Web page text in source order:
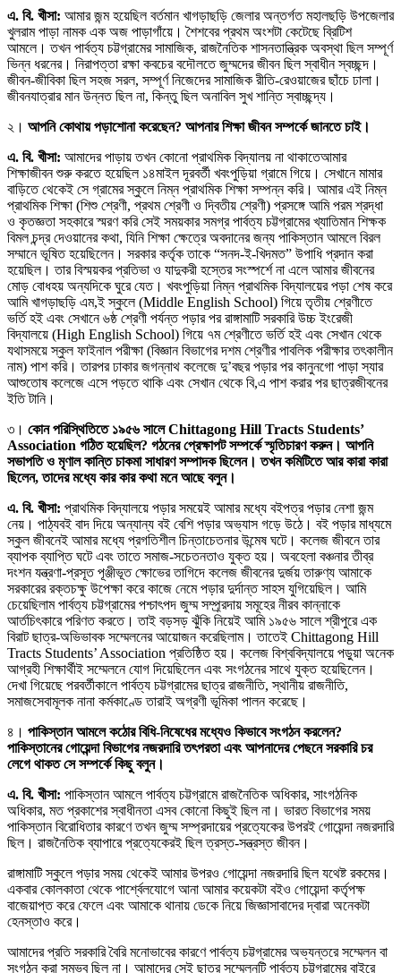
এ. বি. খীসা: আমার জন্ম হয়েছিল বর্তমান খাগড়াছড়ি জেলার অন্তর্গত মহালছড়ি উপজেলার
খুলরাম পাড়া নামক এক অজ পাড়াগাঁয়ে। শৈশবের প্রথম অংশটা কেটেছে ব্রিটিশ
আমলে। তখন পার্বত্য চট্টগ্রামের সামাজিক, রাজনৈতিক শাসনতান্ত্রিক অবস্থা ছিল সম্পূর্ণ
ভিন্ন ধরনের। নিরাপত্তা রক্ষা কবচের বদৌলতে জুম্মদের জীবন ছিল স্বাধীন স্বচ্ছন্দ।
জীবন-জীবিকা ছিল সহজ সরল, সম্পূর্ণ নিজেদের সামাজিক রীতি-রেওয়াজের ছাঁচে ঢালা।
জীবনযাত্রার মান উন্নত ছিল না, কিন্তু ছিল অনাবিল সুখ শান্তি স্বাচ্ছন্দ্য।
২। আপনি কোথায় পড়াশোনা করেছেন? আপনার শিক্ষা জীবন সম্পর্কে জানতে চাই।
এ. বি. খীসা: আমাদের পাড়ায় তখন কোনো প্রাথমিক বিদ্যালয় না থাকাতেআমার
শিক্ষাজীবন শুরু করতে হয়েছিল ১৪মাইল দূরবর্তী খবংপুড়িয়া গ্রামে গিয়ে। সেখানে মামার
বাড়িতে থেকেই সে গ্রামের স্কুলে নিম্ন প্রাথমিক শিক্ষা সম্পন্ন করি। আমার এই নিম্ন
প্রাথমিক শিক্ষা (শিশু শ্রেণী, প্রথম শ্রেণী ও দ্বিতীয় শ্রেণী) প্রসঙ্গে আমি পরম শ্রদ্ধা
ও কৃতজ্ঞতা সহকারে স্মরণ করি সেই সময়কার সমগ্র পার্বত্য চট্টগ্রামের খ্যাতিমান শিক্ষক
বিমল চন্দ্র দেওয়ানের কথা, যিনি শিক্ষা ক্ষেত্রে অবদানের জন্য পাকিস্তান আমলে বিরল
সম্মানে ভূষিত হয়েছিলেন। সরকার কর্তৃক তাকে “সনদ-ই-খিদমত” উপাধি প্রদান করা
হয়েছিল। তার বিস্ময়কর প্রতিভা ও যাদুকরী হস্তের সংস্পর্শে না এলে আমার জীবনের
মোড় বোধহয় অন্যদিকে ঘুরে যেত। খবংপুড়িয়া নিম্ন প্রাথমিক বিদ্যালয়ের পড়া শেষ করে
আমি খাগড়াছড়ি এম,ই স্কুলে (Middle English School) গিয়ে তৃতীয় শ্রেণীতে
ভর্তি হই এবং সেখানে ৬ষ্ঠ শ্রেণী পর্যন্ত পড়ার পর রাঙ্গামাটি সরকারি উচ্চ ইংরেজী
বিদ্যালয়ে (High English School) গিয়ে ৭ম শ্রেণীতে ভর্তি হই এবং সেখান থেকে
যথাসময়ে স্কুল ফাইনাল পরীক্ষা (বিজ্ঞান বিভাগের দশম শ্রেণীর পাবলিক পরীক্ষার তৎকালীন
নাম) পাশ করি। তারপর ঢাকার জগন্নাথ কলেজে দু’বছর পড়ার পর কানুনগো পাড়া স্যার
আশুতোষ কলেজে এসে পড়তে থাকি এবং সেখান থেকে বি,এ পাশ করার পর ছাত্রজীবনের
ইতি টানি।
৩। কোন পরিস্থিতিতে ১৯৫৬ সালেChittagong Hill Tracts Students’
Association গঠিত হয়েছিল? গঠনের প্রেক্ষাপট সম্পর্কে স্মৃতিচারণ করুন। আপনি
সভাপতি ও মৃণাল কান্তি চাকমা সাধারণ সম্পাদক ছিলেন। তখন কমিটিতে আর কারা কারা
ছিলেন, তাদের মধ্যে কার কার কথা মনে আছে বলুন।
এ. বি. খীসা: প্রাথমিক বিদ্যালয়ে পড়ার সময়েই আমার মধ্যে বইপত্র পড়ার নেশা জন্ম
নেয়। পাঠ্যবই বাদ দিয়ে অন্যান্য বই বেশি পড়ার অভ্যাস গড়ে উঠে। বই পড়ার মাধ্যমে
স্কুল জীবনেই আমার মধ্যে প্রগতিশীল চিন্তাচেতনার উন্মেষ ঘটে। কলেজ জীবনে তার
ব্যাপক ব্যাপ্তি ঘটে এবং তাতে সমাজ-সচেতনতাও যুক্ত হয়। অবহেলা বঞ্চনার তীব্র
দংশন যন্ত্রণা-প্রসূত পূঞ্জীভূত ক্ষোভের তাগিদে কলেজ জীবনের দুর্জয় তারুণ্য আমাকে
সরকারের রক্তচক্ষু উপেক্ষা করে কাজে নেমে পড়ার দুর্দান্ত সাহস যুগিয়েছিল। আমি
চেয়েছিলাম পার্বত্য চট্টগ্রামের পশ্চাৎপদ জুম্ম সম্প্র্রদায় সমূহের নীরব কান্নাকে
আর্তচিৎকারে পরিণত করতে। তাই বড়সড় ঝুঁকি নিয়েই আমি ১৯৫৬ সালে শ্রীপুরে এক
বিরাট ছাত্র-অভিভাবক সম্মেলনের আয়োজন করেছিলাম। তাতেই Chittagong Hill
Tracts Students’ Association প্রতিষ্ঠিত হয়। কলেজ বিশ্ববিদ্যালয়ে পড়ুয়া অনেক
আগ্রহী শিক্ষার্থীই সম্মেলনে যোগ দিয়েছিলেন এবং সংগঠনের সাথে যুক্ত হয়েছিলেন।
দেখা গিয়েছে পরবর্তীকালে পার্বত্য চট্টগ্রামের ছাত্র রাজনীতি, স্থানীয় রাজনীতি,
সমাজসেবামূলক নানা কর্মকাণ্ডে তারাই অগ্রণী ভূমিকা পালন করেছে।
৪। পাকিস্তান আমলে কঠোর বিধি-নিষেধের মধ্যেও কিভাবে সংগঠন করলেন?
পাকিস্তানের গোয়েন্দা বিভাগের নজরদারি তৎপরতা এবং আপনাদের পেছনে সরকারি চর
লেগে থাকত সে সম্পর্কে কিছু বলুন।
এ. বি. খীসা: পাকিস্তান আমলে পার্বত্য চট্টগ্রামে রাজনৈতিক অধিকার, সাংগঠনিক
অধিকার, মত প্রকাশের স্বাধীনতা এসব কোনো কিছুই ছিল না। ভারত বিভাগের সময়
পাকিস্তান বিরোধিতার কারণে তখন জুম্ম সম্প্রদায়ের প্রত্যেকের উপরই গোয়েন্দা নজরদারি
ছিল। রাজনৈতিক ব্যাপারে প্রত্যেকেরই ছিল ত্রস্ত-সন্ত্রস্ত জীবন।
রাঙ্গামাটি স্কুলে পড়ার সময় থেকেই আমার উপরও গোয়েন্দা নজরদারি ছিল যথেষ্ট রকমের।
একবার কোলকাতা থেকে পার্শ্বেলযোগে আনা আমার কয়েকটা বইও গোয়েন্দা কর্তৃপক্ষ
বাজেয়াপ্ত করে ফেলে এবং আমাকে থানায় ডেকে নিয়ে জিজ্ঞাসাবাদের দ্বারা অনেকটা
হেনস্তাও করে।
আমাদের প্রতি সরকারি বৈরি মনোভাবের কারণে পার্বত্য চট্টগ্রামের অভ্যন্তরে সম্মেলন বা
সংগঠন করা সম্ভব ছিল না। আমাদের সেই ছাত্র সম্মেলনটি পার্বত্য চট্টগ্রামের বাইরে